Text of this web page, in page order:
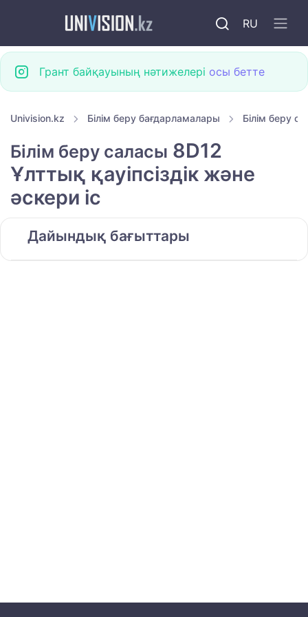
RU
Грант байқауының нәтижелері осы бетте
Univision.kz Білім беру бағдарламалары Білім беру
Білім беру саласы 8D12
Ұлттық қауіпсіздік және
әскери іс
Дайындық бағыттары